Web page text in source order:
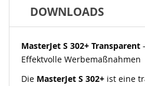
DOWNLOADS
MasterJet S 302+ Transparent
Effektvolle Werbemaßnahmen
Die MasterJet S 302+ ist eine